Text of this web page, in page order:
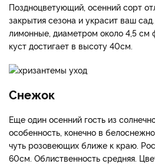
Поздноцветующий, осенний сорт
закрытия сезона и украсит ваш
лимонные, диаметром около 4,5
куст достигает в высоту 40см.
Снежок
Еще один осенний гость из
особенность, конечно в
чуть розовеющих ближе к краю.
60см. Облиственность средняя.